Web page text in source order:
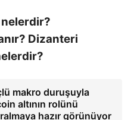
Dizanteri
makro duruşuyla
altının rolünü
hazır görünüyor